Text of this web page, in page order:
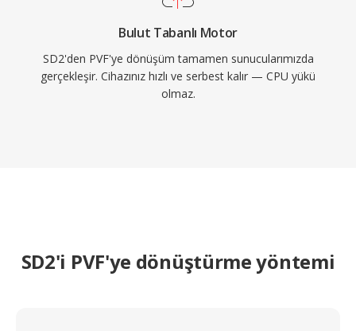
Bulut Tabanlı Motor
SD2'den PVF'ye dönüşüm tamamen sunucularımızda
gerçekleşir. Cihazınız hızlı ve serbest kalır — CPU yükü
olmaz.
SD2'i PVF'ye dönüştürme yöntemi